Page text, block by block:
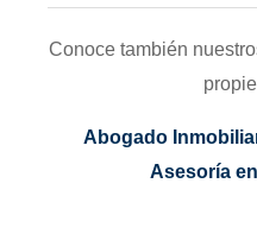
Conoce también
Abogado
Asesoría